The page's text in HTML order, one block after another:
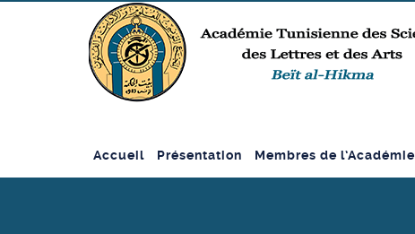
Accueil Présentation Membres de l’Académie